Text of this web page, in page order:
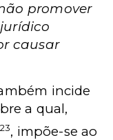
promover
causar
incide
a qual,
23, impõe-se ao